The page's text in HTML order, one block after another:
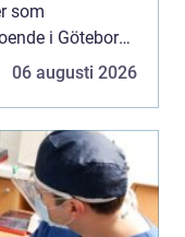
som
i Göteborg
06 augusti 2026